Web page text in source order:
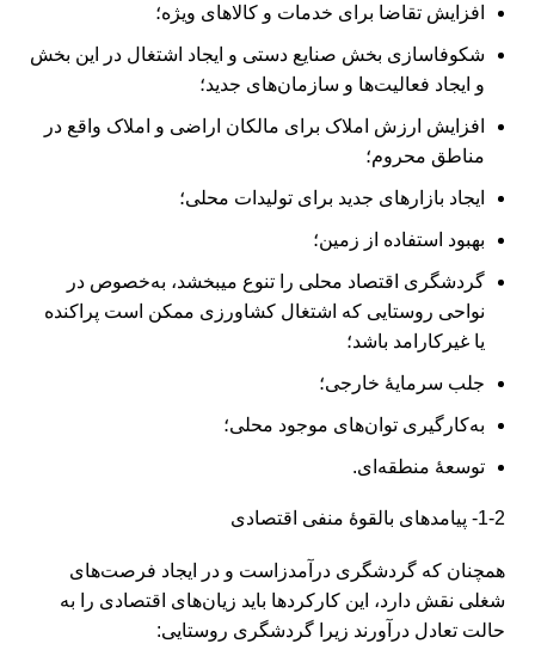
افزایش تقاضا برای خدمات و کالاهای ویژه؛
شکوفا‌‌‌‌سازی بخش صنایع دستی و ایجاد اشتغال در این بخش
و ایجاد فعالیت‏‌ها و سازمان‏‌های جدید؛
افزایش ارزش املاک برای مالکان اراضی و املاک واقع در
مناطق محروم؛
ایجاد بازارهای جدید برای تولیدات محلی؛
بهبود استفاده از زمین؛
گردشگری اقتصاد محلی را تنوع می‏بخشد، به‌خصوص در
نواحی روستایی که اشتغال کشاورزی ممکن است پراکنده
یا غیرکارامد باشد؛
جلب سرمایۀ خارجی؛
به‌کارگیری توان‏‌های موجود محلی؛
توسعۀ منطقه‌ای.
1-2- پیامد‏های بالقوۀ منفی اقتصادی
همچنان که گردشگری درآمدزاست و در ایجاد فرصت‏‌های
شغلی نقش دارد، این کارکردها باید زیان‏‌های اقتصادی را به
حالت تعادل درآورند زیرا گردشگری روستایی: